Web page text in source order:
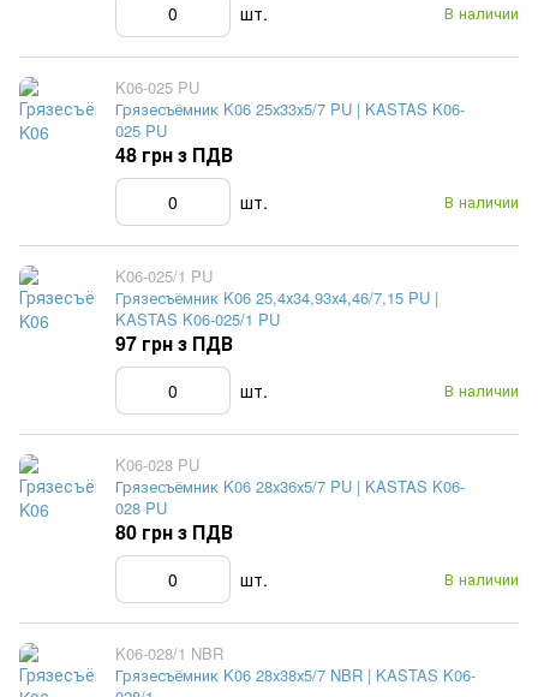
В наличии
шт.
K06-025 PU
Грязесъёмник K06 25х33х5/7 PU | KASTAS K06-
025 PU
В наличии
48 грн з ПДВ
шт.
K06-025/1 PU
Грязесъёмник K06 25,4х34,93х4,46/7,15 PU |
KASTAS K06-025/1 PU
В наличии
97 грн з ПДВ
шт.
K06-028 PU
Грязесъёмник K06 28х36х5/7 PU | KASTAS K06-
028 PU
В наличии
80 грн з ПДВ
шт.
K06-028/1 NBR
Грязесъёмник K06 28х38х5/7 NBR | KASTAS K06-